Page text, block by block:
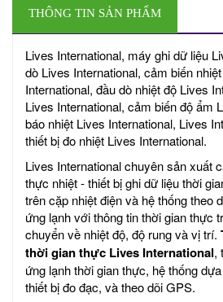
THÔNG TIN SẢN PHẨM
Lives International, máy ghi dữ liệu
dò Lives International, cảm biến
International, đầu dò nhiệt độ Lives
Lives International, cảm biến độ ẩm
báo nhiệt Lives International, Lives
thiết bị đo nhiệt Lives International.
Lives International chuyên sản xuất
thực nhiệt - thiết bị ghi dữ liệu thời
trên cặp nhiệt điện và hệ thống theo
ứng lạnh với thông tin thời gian thực
chuyển về nhiệt độ, độ rung và vị trí.
thời gian thực Lives International,
ứng lạnh thời gian thực, hệ thống
thiết bị đo đạc, và theo dõi GPS.